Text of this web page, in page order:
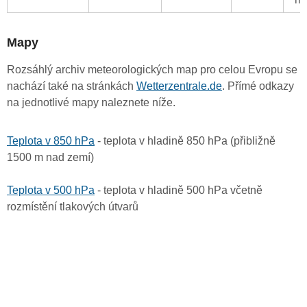
Mapy
Rozsáhlý archiv meteorologických map pro celou Evropu se
nachází také na stránkách Wetterzentrale.de. Přímé odkazy
na jednotlivé mapy naleznete níže.
Teplota v 850 hPa - teplota v hladině 850 hPa (přibližně
1500 m nad zemí)
Teplota v 500 hPa - teplota v hladině 500 hPa včetně
rozmístění tlakových útvarů